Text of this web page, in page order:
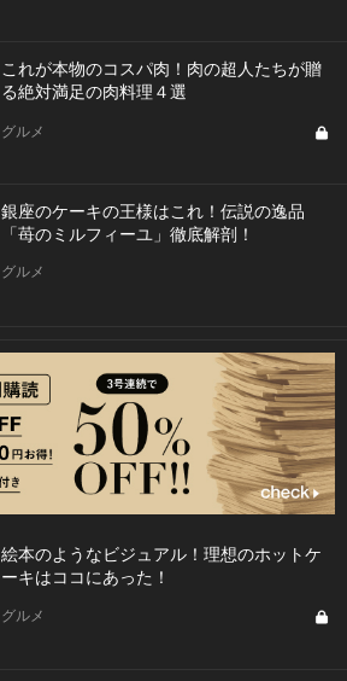
これが本物のコスパ肉！肉の超人たちが贈
る絶対満足の肉料理４選
グルメ
銀座のケーキの王様はこれ！伝説の逸品
「苺のミルフィーユ」徹底解剖！
グルメ
絵本のようなビジュアル！理想のホットケ
ーキはココにあった！
グルメ